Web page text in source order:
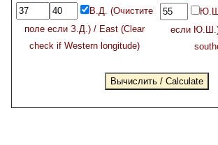
В.Д. (Очистите
поле если З.Д.) / East (Clear
check if Western longitude)
если Ю.Ш.)